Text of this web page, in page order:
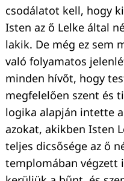
csodálatot kell, hogy
Isten az ő Lelke által
lakik. De még ez sem
való folyamatos
minden hívőt, hogy
megfelelően szent és
logika alapján intette
azokat, akikben Isten
teljes dicsősége az ő
templomában végzett